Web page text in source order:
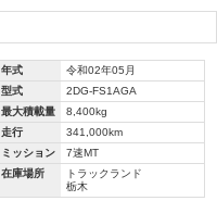
年式
令和02年05月
型式
2DG-FS1AGA
最大積載量
8,400kg
走行
341,000km
ミッション
7速MT
在庫場所
トラックランド
栃木